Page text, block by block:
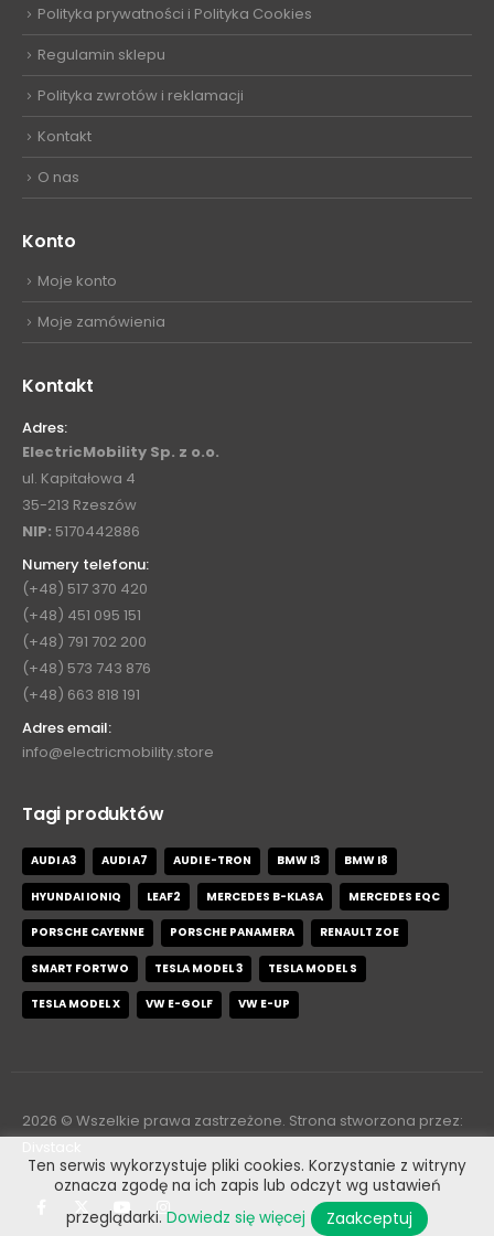
Polityka prywatności i Polityka Cookies
Regulamin sklepu
Polityka zwrotów i reklamacji
Kontakt
O nas
Konto
Moje konto
Moje zamówienia
Kontakt
Adres:
ElectricMobility Sp. z o.o.
ul. Kapitałowa 4
35-213 Rzeszów
NIP: 5170442886
Numery telefonu:
(+48) 517 370 420
(+48) 451 095 151
(+48) 791 702 200
(+48) 573 743 876
(+48) 663 818 191
Adres email:
info@electricmobility.store
Tagi produktów
AUDI A3 AUDI A7 AUDI E-TRON BMW I3 BMW I8
HYUNDAI IONIQ LEAF2 MERCEDES B-KLASA MERCEDES EQC
PORSCHE CAYENNE PORSCHE PANAMERA RENAULT ZOE
SMART FORTWO TESLA MODEL 3 TESLA MODEL S
TESLA MODEL X VW E-GOLF VW E-UP
2026 © Wszelkie prawa zastrzeżone. Strona stworzona przez:
Ten serwis wykorzystuje pliki cookies. Korzystanie z witryny
oznacza zgodę na ich zapis lub odczyt wg ustawień
przeglądarki. Dowiedz się więcej Zaakceptuj